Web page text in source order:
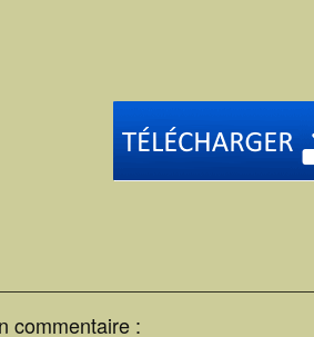
commentaire :